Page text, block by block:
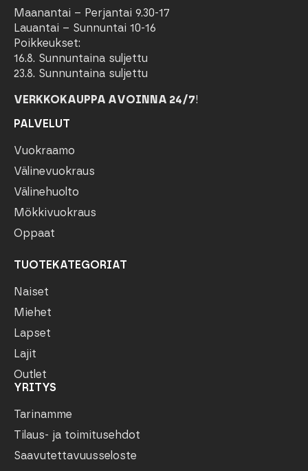
Maanantai – Perjantai 9.30-17
Lauantai – Sunnuntai 10-16
Poikkeukset:
16.8. Sunnuntaina suljettu
23.8. Sunnuntaina suljettu
VERKKOKAUPPA AVOINNA 24/7!
PALVELUT
Vuokraamo
Välinevuokraus
Välinehuolto
Mökkivuokraus
Oppaat
TUOTEKATEGORIAT
Naiset
Miehet
Lapset
Lajit
Outlet
YRITYS
Tarinamme
Tilaus- ja toimitusehdot
Saavutettavuusseloste